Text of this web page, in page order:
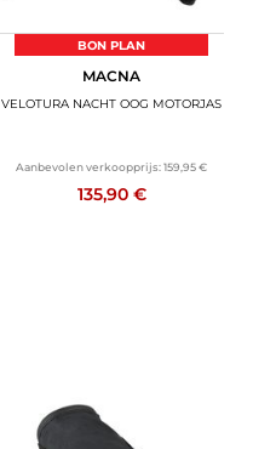
BON PLAN
MACNA
VELOTURA NACHT OOG MOTORJAS
Aanbevolen verkoopprijs:159,95 €
135,90 €